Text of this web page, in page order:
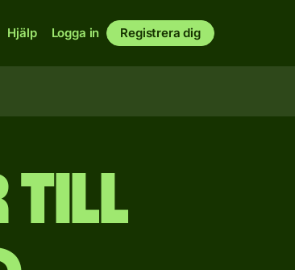
Hjälp Logga in Registrera dig
till